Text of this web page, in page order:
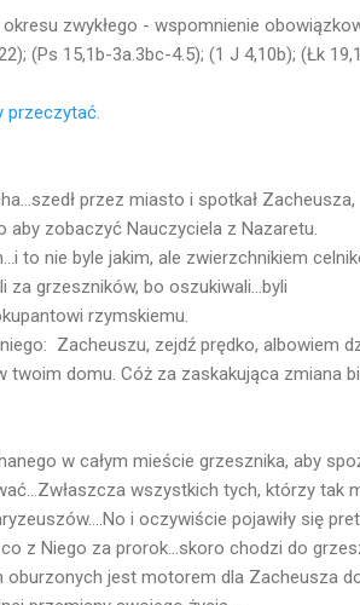
zwykłego - wspomnienie
(Ps 15,1b-3a.3bc-4.5); (1 J 4,10b); (Łk
przeczytać.
przez miasto i spotkał Zacheusza,
aby zobaczyć Nauczyciela z Nazaretu.
to nie byle jakim, ale zwierzchnikiem
za grzeszników, bo oszukiwali...byli
rzymskiemu.
Zacheuszu, zejdź prędko, albowiem
twoim domu. Cóż za zaskakująca zmiana
w całym mieście grzesznika, aby
wszystkich tych, którzy tak
i oczywiście pojawiły się
z Niego za prorok...skoro chodzi do
jest motorem dla Zacheusza do